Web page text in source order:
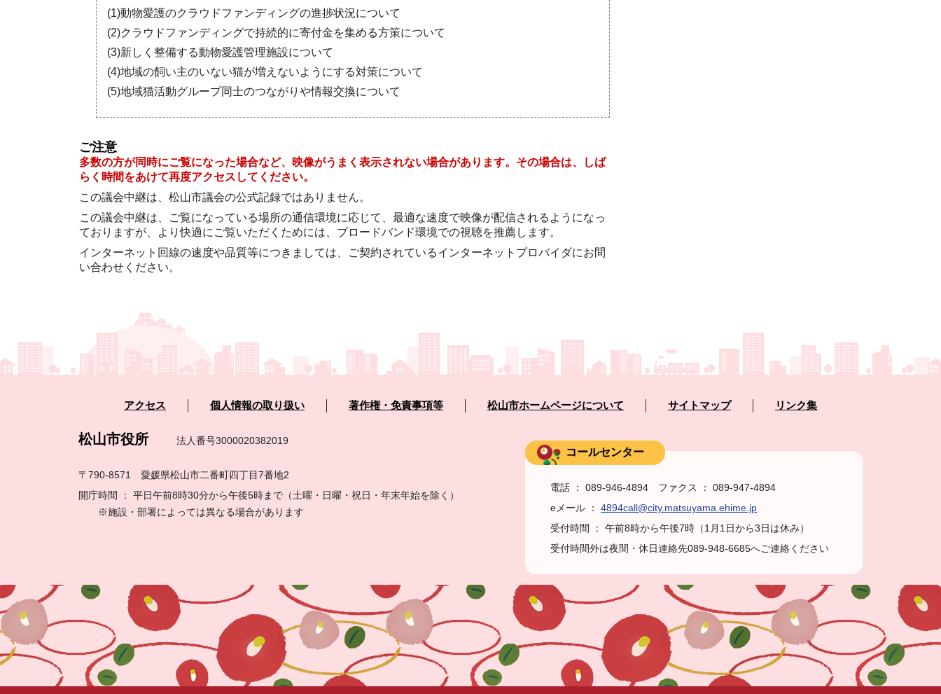
(1)動物愛護のクラウドファンディングの進捗状況について
(2)クラウドファンディングで持続的に寄付金を集める方策について
(3)新しく整備する動物愛護管理施設について
(4)地域の飼い主のいない猫が増えないようにする対策について
(5)地域猫活動グループ同士のつながりや情報交換について
ご注意
多数の方が同時にご覧になった場合など、映像がうまく表示されない場合があります。その場合は、しば
らく時間をあけて再度アクセスしてください。
この議会中継は、松山市議会の公式記録ではありません。
この議会中継は、ご覧になっている場所の通信環境に応じて、最適な速度で映像が配信されるようになっ
ておりますが、より快適にご覧いただくためには、ブロードバンド環境での視聴を推薦します。
インターネット回線の速度や品質等につきましては、ご契約されているインターネットプロバイダにお問
い合わせください。
アクセス 個人情報の取り扱い 著作権・免責事項等 松山市ホームページについて サイトマップ リンク集
松山市役所 法人番号3000020382019
〒790-8571 愛媛県松山市二番町四丁目7番地2
開庁時間 ： 平日午前8時30分から午後5時まで（土曜・日曜・祝日・年末年始を除く）
※施設・部署によっては異なる場合があります
コールセンター
電話 ： 089-946-4894 ファクス ： 089-947-4894
eメール ：4894call@city.matsuyama.ehime.jp
受付時間 ： 午前8時から午後7時（1月1日から3日は休み）
受付時間外は夜間・休日連絡先089-948-6685へご連絡ください